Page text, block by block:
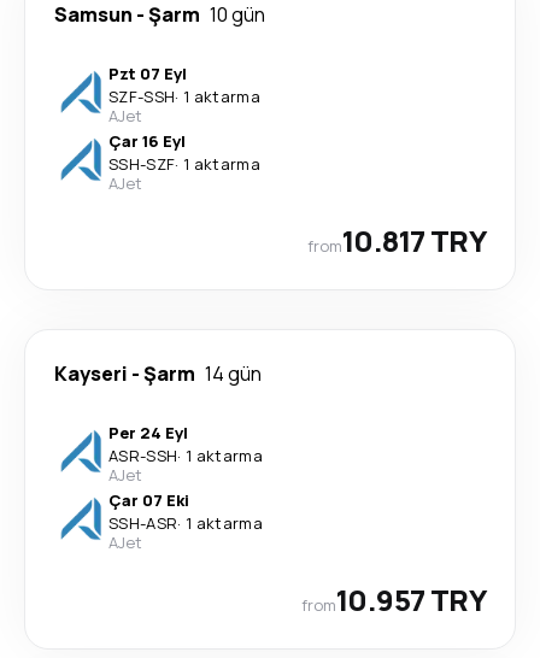
Samsun -Şarm 10 gün
Pzt 07 Eyl
SZF-SSH· 1 aktarma
AJet
Çar 16 Eyl
SSH-SZF· 1 aktarma
AJet
from10.817 TRY
Kayseri -Şarm 14 gün
Per 24 Eyl
ASR-SSH· 1 aktarma
AJet
Çar 07 Eki
SSH-ASR· 1 aktarma
AJet
from10.957 TRY